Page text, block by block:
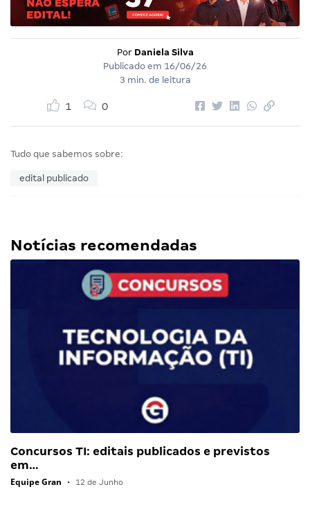
Por Daniela Silva
Publicado em 16/06/26
3 min. de leitura
1 0
Tudo que sabemos sobre:
edital publicado
Notícias recomendadas
Concursos TI: editais publicados e previstos
em…
Equipe Gran • 12 de Junho